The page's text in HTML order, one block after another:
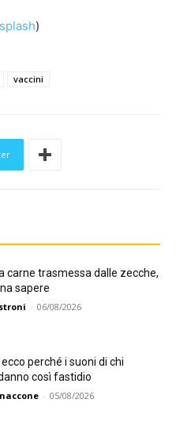
)
vaccini
carne trasmessa dalle zecche,
sapere
- 06/08/2026
perché i suoni di chi
così fastidio
- 05/08/2026